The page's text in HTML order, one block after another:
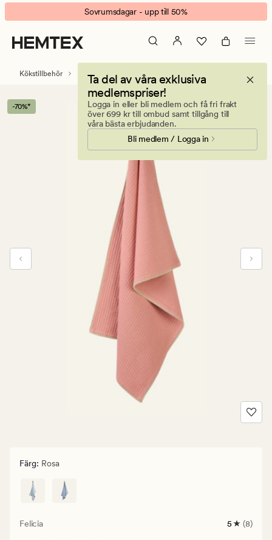
Felicia
kökshandduk
rosa
banner.
Klicka
på
att
pausa.
Sovrumsdagar - upp till 50%
Ta del av våra exklusiva
medlemspriser!
Logga in eller bli medlem och få fri frakt
över 699 kr till ombud samt tillgång till
våra bästa erbjudanden.
Bli medlem / Logga in
Kökstillbehör Kökshanddukar
-70%*
Färg: Rosa
Felicia
8
5 (8)